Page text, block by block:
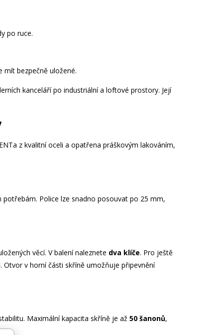
po ruce.
mít bezpečně uložené.
kanceláří po industriální a loftové prostory. Její
z kvalitní oceli a opatřena práškovým lakováním,
Police lze snadno posouvat po 25 mm,
věcí. V balení naleznete dva klíče. Pro ještě
v horní části skříně umožňuje připevnění
Maximální kapacita skříně je až 50 šanonů,